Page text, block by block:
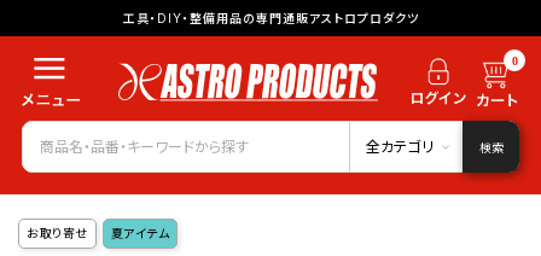
工具・DIY・整備用品の専門通販アストロプロダクツ
0
全カテゴリ 検索
お取り寄せ 夏アイテム